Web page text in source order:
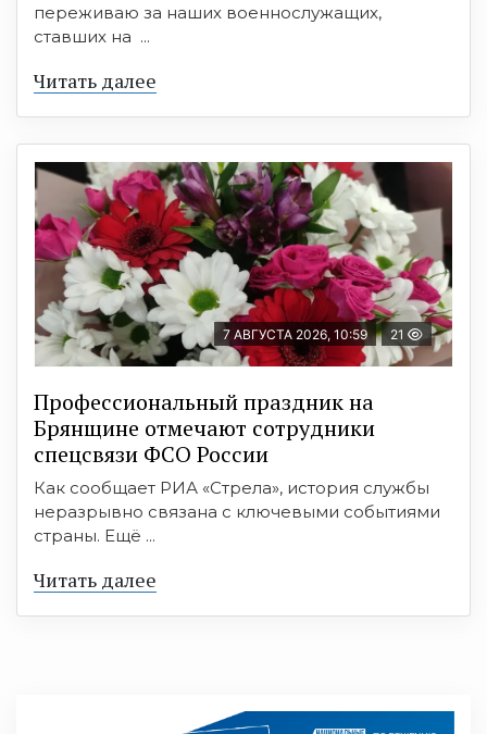
переживаю за наших военнослужащих,
ставших на ...
Читать далее
7 АВГУСТА 2026, 10:59 21
Профессиональный праздник на
Брянщине отмечают сотрудники
спецсвязи ФСО России
Как сообщает РИА «Стрела», история службы
неразрывно связана с ключевыми событиями
страны. Ещё ...
Читать далее